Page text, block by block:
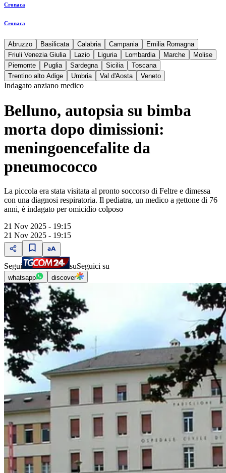
Cronaca
Cronaca
Abruzzo Basilicata Calabria Campania
Emilia Romagna
Friuli Venezia Giulia
Lazio Liguria Lombardia Marche
Molise
Piemonte
Puglia Sardegna Sicilia
Toscana
Trentino alto Adige
Umbria Val d'Aosta Veneto
Indagato anziano medico
Belluno, autopsia su bimba
morta dopo dimissioni:
meningoencefalite da
pneumococco
La piccola era stata visitata al pronto soccorso di Feltre e dimessa
con una diagnosi respiratoria. Il pediatra, un medico a gettone di 76
anni, è indagato per omicidio colposo
21 Nov 2025 - 19:15
21 Nov 2025 - 19:15
Segui suSeguici su
whatsapp discover